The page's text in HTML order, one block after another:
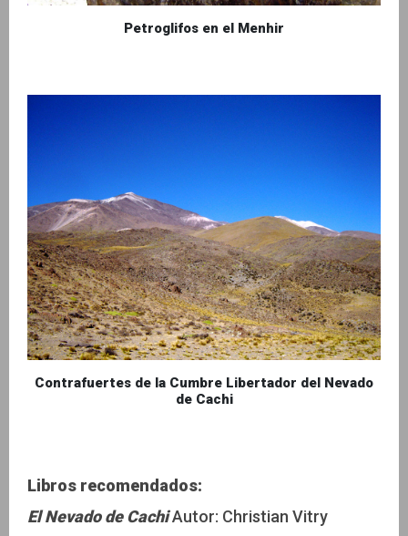
Petroglifos en el Menhir
Contrafuertes de la Cumbre Libertador del Nevado
de Cachi
Libros recomendados:
El Nevado de CachiAutor: Christian Vitry